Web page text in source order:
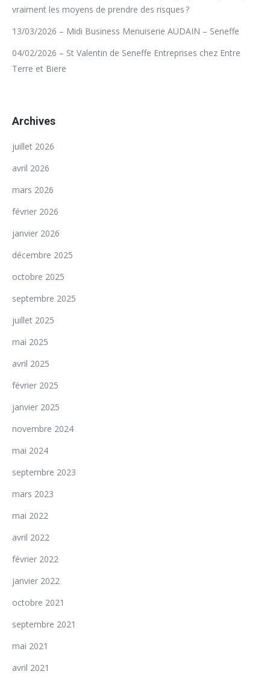
vraiment les moyens de prendre des risques ?
13/03/2026 – Midi Business Menuiserie AUDAIN – Seneffe
04/02/2026 – St Valentin de Seneffe Entreprises chez Entre
Terre et Biere
Archives
juillet 2026
avril 2026
mars 2026
février 2026
janvier 2026
décembre 2025
octobre 2025
septembre 2025
juillet 2025
mai 2025
avril 2025
février 2025
janvier 2025
novembre 2024
mai 2024
septembre 2023
mars 2023
mai 2022
avril 2022
février 2022
janvier 2022
octobre 2021
septembre 2021
mai 2021
avril 2021